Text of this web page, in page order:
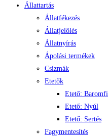
Állattartás
Állatfékezés
Állatjelölés
Állatnyírás
Ápolási termékek
Csizmák
Etetők
Etető: Baromfi
Etető: Nyúl
Etető: Sertés
Fagymentesítés